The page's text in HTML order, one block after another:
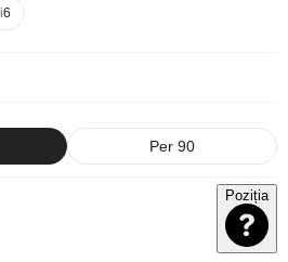
6
Per 90
Poziția